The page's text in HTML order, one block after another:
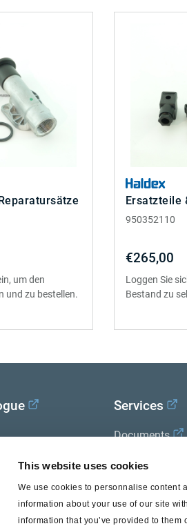
This website uses cookies
We use cookies to personnalise content
information about your use of our site
information that you’ve provided to
um den
und zu bestellen.
Ersatzteile
950352110
€265,00
Loggen Sie
Bestand zu
Guide
conditions of
Services
Documents
Haldex